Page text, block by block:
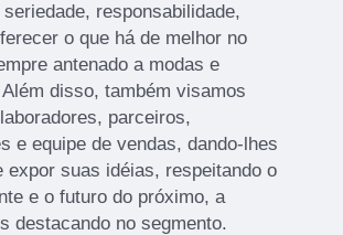
responsabilidade,
o que há de melhor no
antenado a modas e
disso, também visamos
parceiros,
e equipe de vendas, dando-lhes
expor suas idéias, respeitando o
e o futuro do próximo, a
destacando no segmento.